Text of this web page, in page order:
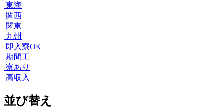
東海
関西
関東
九州
即入寮OK
期間工
寮あり
高収入
並び替え